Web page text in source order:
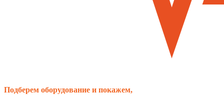
Подберем оборудование и покажем,